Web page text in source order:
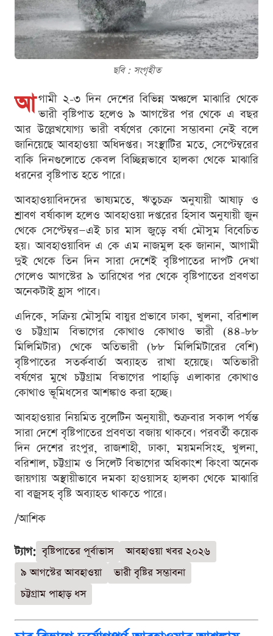
ছবি : সংগৃহীত
আ গামী ২-৩ দিন দেশের বিভিন্ন অঞ্চলে মাঝারি থেকে
ভারী বৃষ্টিপাত হলেও ৯ আগস্টের পর থেকে এ বছর
আর উল্লেখযোগ্য ভারী বর্ষণের কোনো সম্ভাবনা নেই বলে
জানিয়েছে আবহাওয়া অধিদপ্তর। সংস্থাটির মতে, সেপ্টেম্বরের
বাকি দিনগুলোতে কেবল বিচ্ছিন্নভাবে হালকা থেকে মাঝারি
ধরনের বৃষ্টিপাত হতে পারে।
আবহাওয়াবিদদের ভাষ্যমতে, ঋতুচক্র অনুযায়ী আষাঢ় ও
শ্রাবণ বর্ষাকাল হলেও আবহাওয়া দপ্তরের হিসাব অনুযায়ী জুন
থেকে সেপ্টেম্বর—এই চার মাস জুড়ে বর্ষা মৌসুম বিবেচিত
হয়। আবহাওয়াবিদ এ কে এম নাজমুল হক জানান, আগামী
দুই থেকে তিন দিন সারা দেশেই বৃষ্টিপাতের দাপট দেখা
গেলেও আগস্টের ৯ তারিখের পর থেকে বৃষ্টিপাতের প্রবণতা
অনেকটাই হ্রাস পাবে।
এদিকে, সক্রিয় মৌসুমি বায়ুর প্রভাবে ঢাকা, খুলনা, বরিশাল
ও চট্টগ্রাম বিভাগের কোথাও কোথাও ভারী (৪৪-৮৮
মিলিমিটার) থেকে অতিভারী (৮৮ মিলিমিটারের বেশি)
বৃষ্টিপাতের সতর্কবার্তা অব্যাহত রাখা হয়েছে। অতিভারী
বর্ষণের মুখে চট্টগ্রাম বিভাগের পাহাড়ি এলাকার কোথাও
কোথাও ভূমিধসের আশঙ্কাও করা হচ্ছে।
আবহাওয়ার নিয়মিত বুলেটিন অনুযায়ী, শুক্রবার সকাল পর্যন্ত
সারা দেশে বৃষ্টিপাতের প্রবণতা বজায় থাকবে। পরবর্তী কয়েক
দিন দেশের রংপুর, রাজশাহী, ঢাকা, ময়মনসিংহ, খুলনা,
বরিশাল, চট্টগ্রাম ও সিলেট বিভাগের অধিকাংশ কিংবা অনেক
জায়গায় অস্থায়ীভাবে দমকা হাওয়াসহ হালকা থেকে মাঝারি
বা বজ্রসহ বৃষ্টি অব্যাহত থাকতে পারে।
/আশিক
ট্যাগ: বৃষ্টিপাতের পূর্বাভাস
আবহাওয়া খবর ২০২৬
৯ আগস্টের আবহাওয়া
ভারী বৃষ্টির সম্ভাবনা
চট্টগ্রাম পাহাড় ধস